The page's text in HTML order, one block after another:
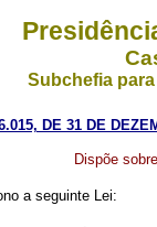
Subchefia
DE 31 DE
Dispõe
a seguinte Lei: